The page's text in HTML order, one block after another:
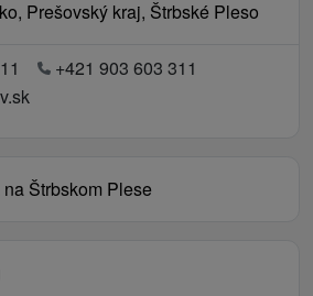
Prešovský kraj, Štrbské Pleso
+421 903 603 311
Štrbskom Plese